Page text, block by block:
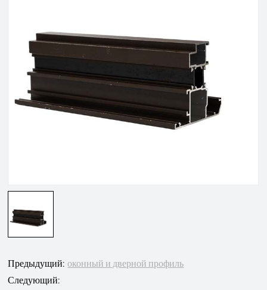
Предыдущий: оконный и дверной профиль
Следующий: